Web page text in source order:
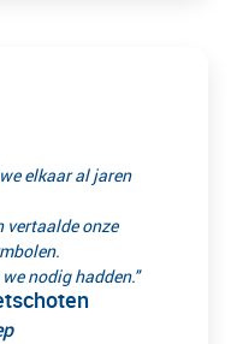
elkaar al jaren
vertaalde onze
nodig hadden."